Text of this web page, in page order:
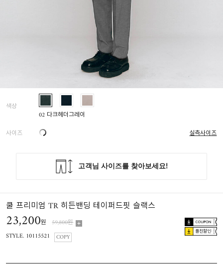
색상
02 다크헤더그레이
사이즈
실측사이즈
쿨 프리미엄 TR 히든밴딩 테이퍼드핏 슬랙스
23,200원 59,800원
플친할인
STYLE. 10115521 COPY